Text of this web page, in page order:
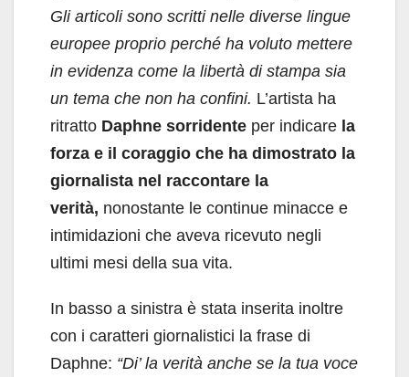
Gli articoli sono scritti nelle diverse lingue
europee proprio perché ha voluto mettere
in evidenza come la libertà di stampa sia
un tema che non ha confini. L’artista ha
ritratto Daphne sorridente per indicare la
forza e il coraggio che ha dimostrato la
giornalista nel raccontare la
verità, nonostante le continue minacce e
intimidazioni che aveva ricevuto negli
ultimi mesi della sua vita.
In basso a sinistra è stata inserita inoltre
con i caratteri giornalistici la frase di
Daphne: “Di’ la verità anche se la tua voce